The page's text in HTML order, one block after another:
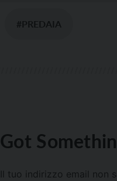
#PREDAIA
Got
Il tuo indirizzo email non